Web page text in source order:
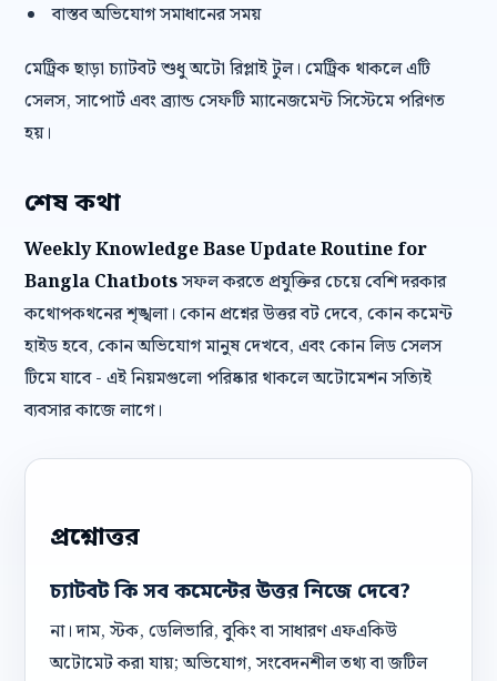
বাস্তব অভিযোগ সমাধানের সময়
মেট্রিক ছাড়া চ্যাটবট শুধু অটো রিপ্লাই টুল। মেট্রিক থাকলে এটি
সেলস, সাপোর্ট এবং ব্র্যান্ড সেফটি ম্যানেজমেন্ট সিস্টেমে পরিণত
হয়।
শেষ কথা
Weekly Knowledge Base Update Routine for
Bangla Chatbotsসফল করতে প্রযুক্তির চেয়ে বেশি দরকার
কথোপকথনের শৃঙ্খলা। কোন প্রশ্নের উত্তর বট দেবে, কোন কমেন্ট
হাইড হবে, কোন অভিযোগ মানুষ দেখবে, এবং কোন লিড সেলস
টিমে যাবে - এই নিয়মগুলো পরিষ্কার থাকলে অটোমেশন সত্যিই
ব্যবসার কাজে লাগে।
প্রশ্নোত্তর
চ্যাটবট কি সব কমেন্টের উত্তর নিজে দেবে?
না। দাম, স্টক, ডেলিভারি, বুকিং বা সাধারণ এফএকিউ
অটোমেট করা যায়; অভিযোগ, সংবেদনশীল তথ্য বা জটিল